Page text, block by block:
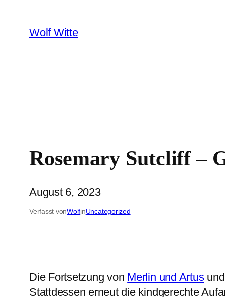
Inhalt
springen
Wolf Witte
Rosemary Sutcliff –
August 6, 2023
Verfasst vonWolfinUncategorized
Die Fortsetzung von Merlin und Artusund
Stattdessen erneut die kindgerechte